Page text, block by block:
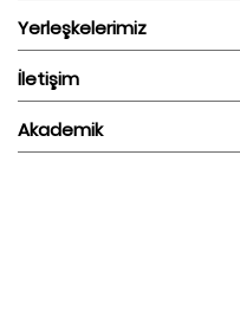
Yerleşkelerimiz
İletişim
Akademik